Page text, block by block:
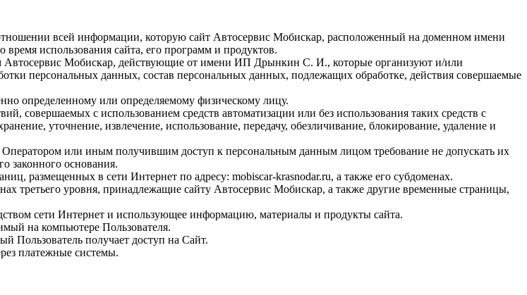
всей информации, которую сайт Автосервис Мобискар, расположенный на доменном имени
время использования сайта, его программ и продуктов.
Мобискар, действующие от имени ИП Дрынкин С. И., которые организуют и/или
персональных данных, состав персональных данных, подлежащих обработке, действия совершаемые
определенному или определяемому физическому лицу.
совершаемых с использованием средств автоматизации или без использования таких средств с
уточнение, извлечение, использование, передачу, обезличивание, блокирование, удаление и
или иным получившим доступ к персональным данным лицом требование не допускать их
законного основания.
размещенных в сети Интернет по адресу: mobiscar-krasnodar.ru, а также его субдоменах.
третьего уровня, принадлежащие сайту Автосервис Мобискар, а также другие временные страницы,
сети Интернет и использующее информацию, материалы и продукты сайта.
на компьютере Пользователя.
Пользователь получает доступ на Сайт.
платежные системы.